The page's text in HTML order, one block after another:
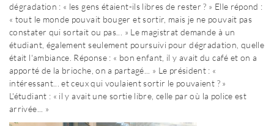
dégradation : « les gens étaient-ils libres de rester ? » Elle répond :
« tout le monde pouvait bouger et sortir, mais je ne pouvait pas
constater qui sortait ou pas... » Le magistrat demande à un
étudiant, également seulement poursuivi pour dégradation, quelle
était l'ambiance. Réponse : « bon enfant, il y avait du café et on a
apporté de la brioche, on a partagé... » Le président : «
intéressant... et ceux qui voulaient sortir le pouvaient ? »
L'étudiant : « il y avait une sortie libre, celle par où la police est
arrivée... »